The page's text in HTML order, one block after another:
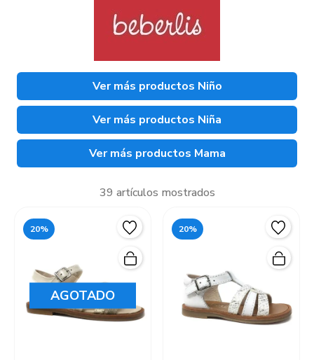
Ver más productos Niño
Ver más productos Niña
Ver más productos Mama
39 artículos mostrados
20%
AGOTADO
20%